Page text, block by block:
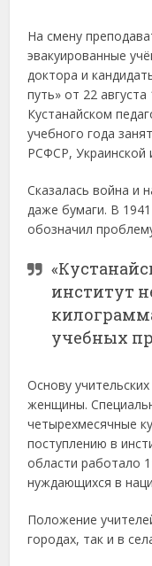
На смену
эвакуированные
доктора и
путь» от 22
Кустанайском
учебного года
РСФСР, Украинской
Сказалась война и
даже бумаги. В
обозначил
институт
учебных
Основу
женщины.
четырехмесячные
поступлению в
области работало
нуждающихся в
Положение
городах, так и в